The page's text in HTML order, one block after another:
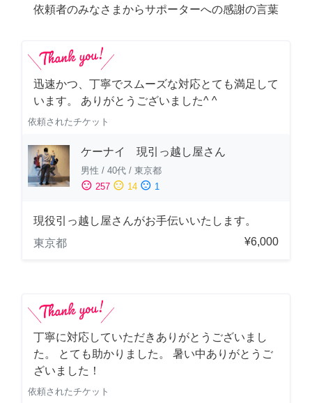
依頼者のみなさまからサポーターへの感謝の言葉
迅速かつ、丁寧でスムーズな対応とても満足して
います。 ありがとうございました^ ^
依頼されたチケット
ケーナイ 現引っ越し屋さん
男性 / 40代 / 東京都
sentiment_satisfied 257 sentiment_neutral 14 sentiment_dissatisfied 1
現役引っ越し屋さんがお手伝いいたします。
東京都
¥6,000
丁寧に対応していただきありがとうございまし
た。 とても助かりました。 暑い中ありがとうご
ざいました！
依頼されたチケット